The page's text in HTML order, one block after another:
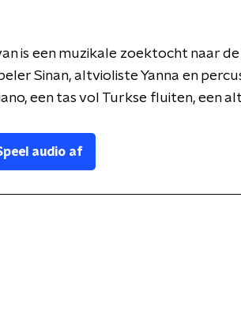
is een muzikale zoektocht naar
Sinan, altvioliste Yanna en
een tas vol Turkse fluiten, een
audio af